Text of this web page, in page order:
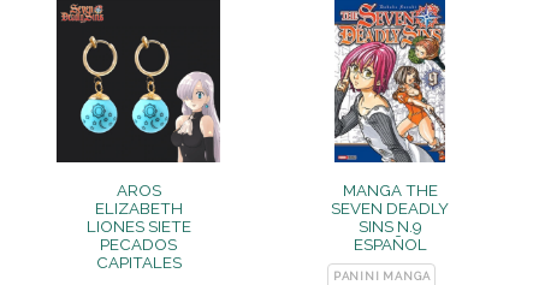
AROS
ELIZABETH
LIONES SIETE
PECADOS
CAPITALES
MANGA THE
SEVEN DEADLY
SINS N.9
ESPAÑOL
PANINI MANGA